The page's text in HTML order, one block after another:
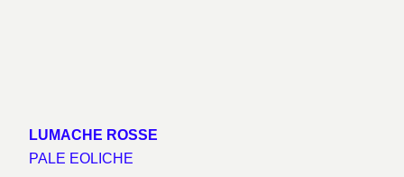
LUMACHE ROSSE
PALE EOLICHE